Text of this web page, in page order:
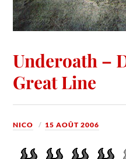
Underoath –
Great Line
NICO 15 AOÛT 2006